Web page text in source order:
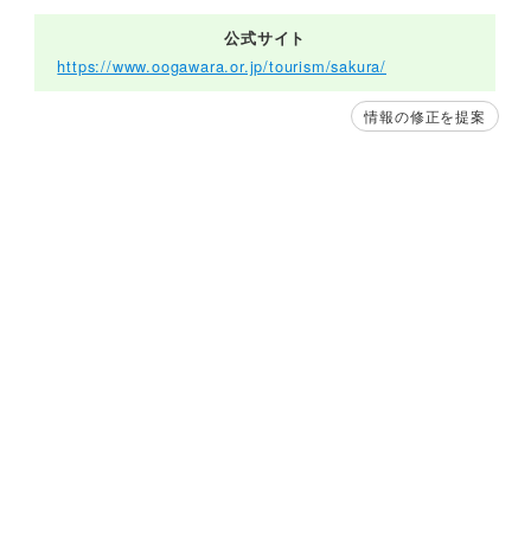
公式サイト
https://www.oogawara.or.jp/tourism/sakura/
情報の修正を提案